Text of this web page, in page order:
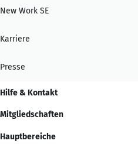
New Work SE
Karriere
Presse
Hilfe & Kontakt
Mitgliedschaften
Hauptbereiche